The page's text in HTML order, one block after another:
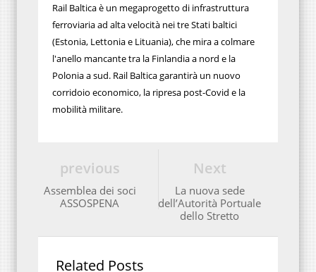
Rail Baltica è un megaprogetto di infrastruttura
ferroviaria ad alta velocità nei tre Stati baltici
(Estonia, Lettonia e Lituania), che mira a colmare
l'anello mancante tra la Finlandia a nord e la
Polonia a sud. Rail Baltica garantirà un nuovo
corridoio economico, la ripresa post-Covid e la
mobilità militare.
Next
La nuova sede
dell’Autorità Portuale
dello Stretto
previous
Assemblea dei soci
ASSOSPENA
Related Posts